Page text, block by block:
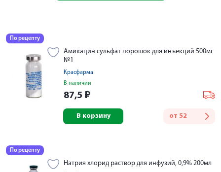
По рецепту
Амикацин сульфат порошок для инъекций 500мг
№1
Красфарма
В наличии
87,5 ₽
от 52
В корзину
По рецепту
Натрия хлорид раствор для инфузий, 0,9% 200мл